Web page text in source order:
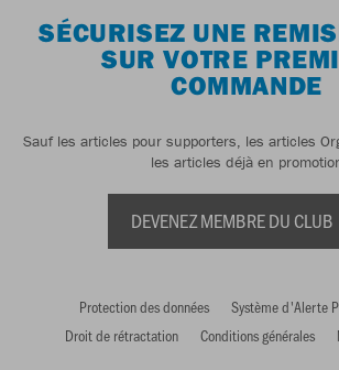
SÉCURISEZ UNE
SUR VOTRE
COMMANDE
Sauf les articles pour supporters, les articles
les articles déjà en
DEVENEZ MEMBRE DU CLUB
Protection des données
Système d'Alerte
Droit de rétractation
Conditions générales